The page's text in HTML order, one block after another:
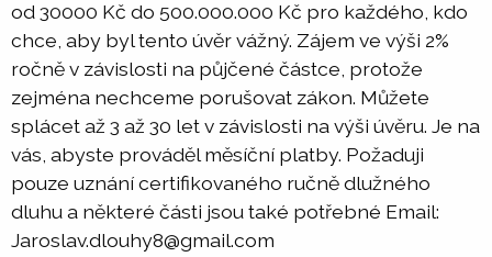
od 30000 Kč do 500.000.000 Kč pro každého, kdo
chce, aby byl tento úvěr vážný. Zájem ve výši 2%
ročně v závislosti na půjčené částce, protože
zejména nechceme porušovat zákon. Můžete
splácet až 3 až 30 let v závislosti na výši úvěru. Je na
vás, abyste prováděl měsíční platby. Požaduji
pouze uznání certifikovaného ručně dlužného
dluhu a některé části jsou také potřebné Email:
Jaroslav.dlouhy8@gmail.com